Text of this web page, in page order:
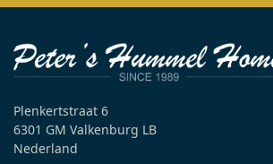
Plenkertstraat 6
6301 GM Valkenburg LB
Nederland